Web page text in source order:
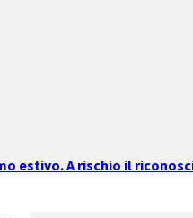
estivo. A rischio il